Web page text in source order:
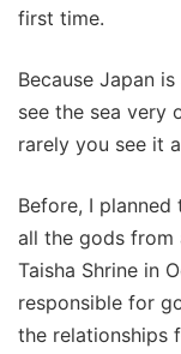
first time.
Because Japan
see the sea very
rarely you see it
Before, I
all the gods from
Taisha Shrine in
responsible for
the relationships